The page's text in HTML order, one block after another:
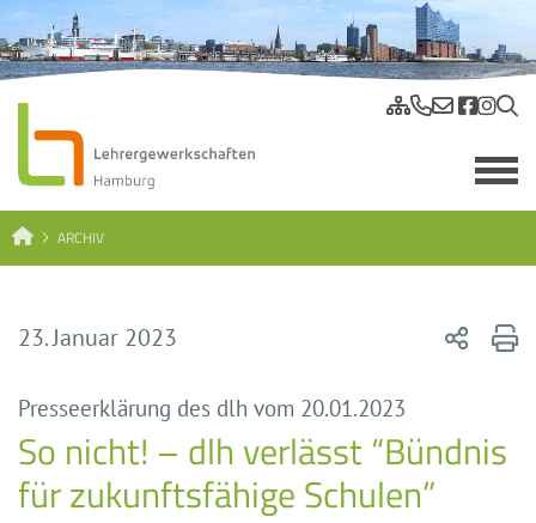
ARCHIV
23. Januar 2023
Presseerklärung des dlh vom 20.01.2023
So nicht! – dlh verlässt “Bündnis
für zukunftsfähige Schulen”